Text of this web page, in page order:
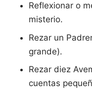
Reflexionar o
misterio.
Rezar un
grande).
Rezar diez
cuentas